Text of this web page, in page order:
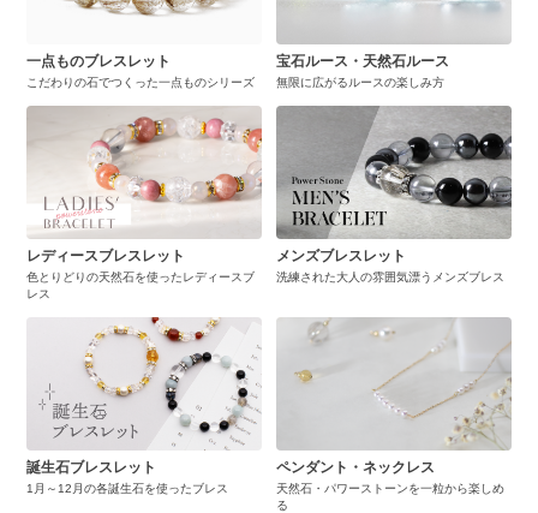
一点ものブレスレット
こだわりの石でつくった一点ものシリーズ
宝石ルース・天然石ルース
無限に広がるルースの楽しみ方
レディースブレスレット
色とりどりの天然石を使ったレディースブ
レス
メンズブレスレット
洗練された大人の雰囲気漂うメンズブレス
誕生石ブレスレット
1月～12月の各誕生石を使ったブレス
ペンダント・ネックレス
天然石・パワーストーンを一粒から楽しめ
る